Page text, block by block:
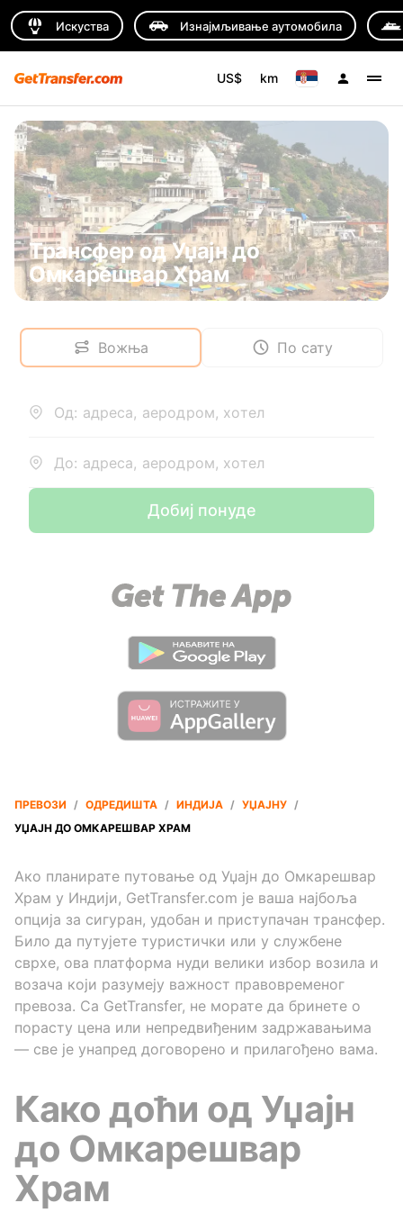
Искуства Изнајмљивање аутомобила
US$ km
Трансфер од Уџајн до
Омкарешвар Храм
Вожња По сату
Од: адреса, аеродром, хотел
До: адреса, аеродром, хотел
Добиј понуде
ПРЕВОЗИ / ОДРЕДИШТА / ИНДИЈА / УЏАЈНУ /
УЏАЈН ДО ОМКАРЕШВАР ХРАМ
Ако планирате путовање од Уџајн до Омкарешвар
Храм у Индији, GetTransfer.com је ваша најбоља
опција за сигуран, удобан и приступачан трансфер.
Било да путујете туристички или у службене
сврхе, ова платформа нуди велики избор возила и
возача који разумеју важност правовременог
превоза. Са GetTransfer, не морате да бринете о
порасту цена или непредвиђеним задржавањима
— све је унапред договорено и прилагођено вама.
Како доћи од Уџајн
до Омкарешвар
Храм